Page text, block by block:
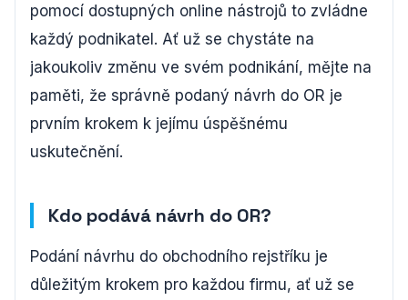
pomocí dostupných online nástrojů to zvládne
každý podnikatel. Ať už se chystáte na
jakoukoliv změnu ve svém podnikání, mějte na
paměti, že správně podaný návrh do OR je
prvním krokem k jejímu úspěšnému
uskutečnění.
Kdo podává návrh do OR?
Podání návrhu do obchodního rejstříku je
důležitým krokem pro každou firmu, ať už se